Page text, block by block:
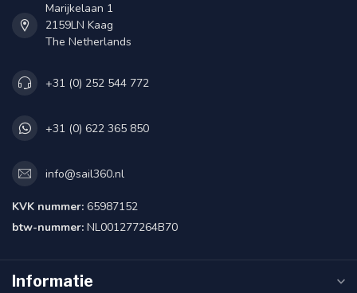
Marijkelaan 1
2159LN Kaag
The Netherlands
+31 (0) 252 544 772
+31 (0) 622 365 850
info@sail360.nl
KVK nummer: 65987152
btw-nummer: NL001277264B70
Informatie